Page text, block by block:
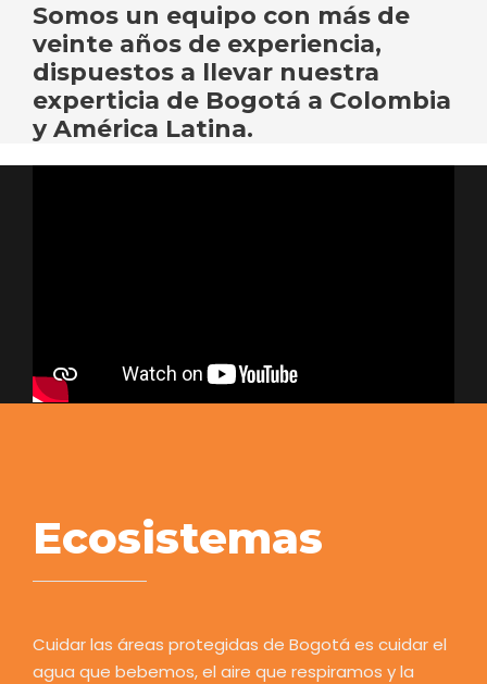
Somos un equipo con más de
veinte años de experiencia,
dispuestos a llevar nuestra
experticia de Bogotá a Colombia
y América Latina.
Ecosistemas
Cuidar las áreas protegidas de Bogotá es cuidar el
agua que bebemos, el aire que respiramos y la